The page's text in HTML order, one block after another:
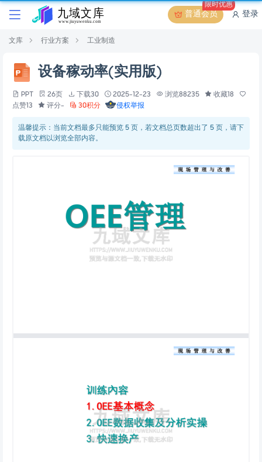
普通会员
限时优惠
登录
文库 行业方案 工业制造
设备稼动率(实用版)
PPT 26页 下载30 2025-12-23 浏览88235
收藏18
点赞13
评分- 30积分 侵权举报
温馨提示：当前文档最多只能预览 5 页，若文档总页数超出了 5 页，请下
载原文档以浏览全部内容。